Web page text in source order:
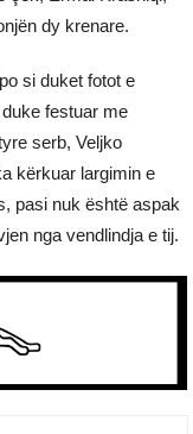
dy krenare.
si duket fotot e
festuar me
serb, Veljko
kërkuar largimin e
pasi nuk është aspak
nga vendlindja e tij.